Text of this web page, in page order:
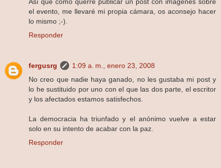
el evento, me llevaré mi propia cámara, os aconsejo hacer
lo mismo ;-).
Responder
fergusrg
1:09 a. m., enero 23, 2008
No creo que nadie haya ganado, no les gustaba mi post y
lo he sustituido por uno con el que las dos parte, el escritor
y los afectados estamos satisfechos.
La democracia ha triunfado y el anónimo vuelve a estar
solo en su intento de acabar con la paz.
Responder